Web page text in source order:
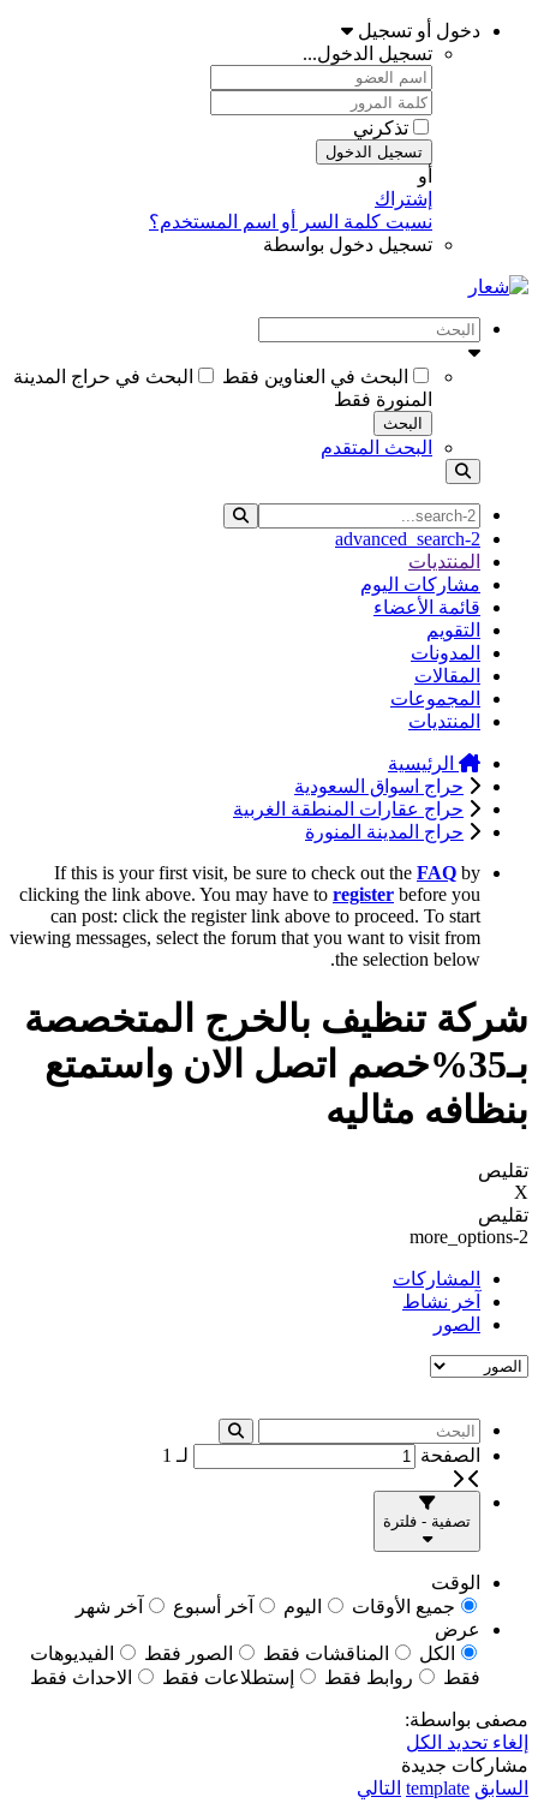
دخول أو تسجيل
تسجيل الدخول...
تذكرني
تسجيل الدخول
أو
إشتراك
نسيت كلمة السر أو اسم المستخدم؟
تسجيل دخول بواسطة
البحث في العناوين فقط
البحث في حراج المدينة
المنورة فقط
البحث
البحث المتقدم
advanced_search-2
المنتديات
مشاركات اليوم
قائمة الأعضاء
التقويم
المدونات
المقالات
المجموعات
المنتديات
الرئيسية
حراج اسواق السعودية
حراج عقارات المنطقة الغربية
حراج المدينة المنورة
If this is your first visit, be sure to check out the FAQ by
clicking the link above. You may have to register before you
can post: click the register link above to proceed. To start
viewing messages, select the forum that you want to visit from
the selection below.
شركة تنظيف بالخرج المتخصصة
بـ35%خصم اتصل الان واستمتع
بنظافه مثاليه
تقليص
X
تقليص
more_options-2
المشاركات
آخر نشاط
الصور
الصفحة لـ 1
تصفية - فلترة
الوقت
جميع الأوقات
اليوم آخر أسبوع
آخر شهر
عرض
الكل
المناقشات فقط الصور فقط
الفيديوهات
فقط
روابط فقط إستطلاعات فقط الاحداث فقط
مصفى بواسطة:
إلغاء تحديد الكل
مشاركات جديدة
السابق template التالي